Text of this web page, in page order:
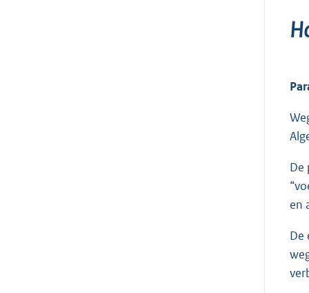
De
en
De